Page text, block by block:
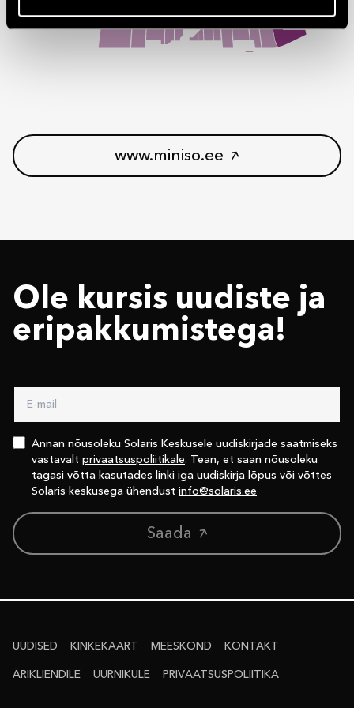
www.miniso.ee
Ole kursis uudiste ja
eri­pakkumistega!
Annan nõusoleku Solaris Keskusele uudiskirjade saatmiseks
vastavalt privaatsuspoliitikale. Tean, et saan nõusoleku
tagasi võtta kasutades linki iga uudiskirja lõpus või võttes
Solaris keskusega ühendust info@solaris.ee
Saada
UUDISED KINKEKAART MEESKOND KONTAKT
ÄRIKLIENDILE ÜÜRNIKULE PRIVAATSUS­POLIITIKA